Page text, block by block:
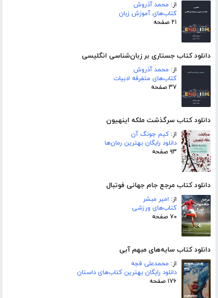
از: محمد آذروش
کتاب‌های آموزش زبان
۲۱ صفحه
دانلود کتاب جستاری بر زبان‌شناسی انگلیسی
از: محمد آذروش
کتاب‌های متفرقه ادبیات
۳۷ صفحه
دانلود کتاب سرگذشت ملکه اینهیون
از: کیم جونگ آن
دانلود رایگان بهترین رمان‌ها
۹۳ صفحه
دانلود کتاب مرجع جام جهانی فوتبال
از: امیر مبشر
کتاب‌های ورزشی
۷۰ صفحه
دانلود کتاب سایه‌های مبهم آبی
از: محمدعلی قجه
دانلود رایگان بهترین کتاب‌های داستان
۱۷۶ صفحه